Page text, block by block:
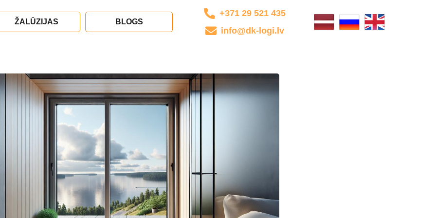
ŽALŪZIJAS BLOGS
+371 29 521 435
info@dk-logi.lv